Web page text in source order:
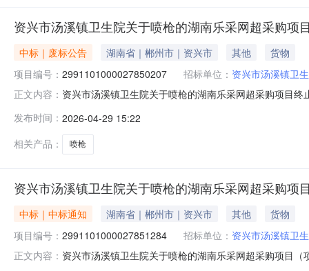
资兴市汤溪镇卫生院关于喷枪的湖南乐采网超采购项
中标｜废标公告 湖南省｜郴州市｜资兴市 其他
货物
项目编号： 2991101000027850207 招标单位： 资兴市汤溪镇卫
正文内容： 资兴市汤溪镇卫生院关于喷枪的湖南乐采网超采购项目
事项：https://hunan.zcygov.cn
发布时间： 2026-04-29 15:22
相关产品：
喷枪
资兴市汤溪镇卫生院关于喷枪的湖南乐采网超采购项
中标｜中标通知 湖南省｜郴州市｜资兴市 其他
货物
项目编号： 2991101000027851284 招标单位： 资兴市汤溪镇卫
正文内容： 资兴市汤溪镇卫生院关于喷枪的湖南乐采网超采购项目